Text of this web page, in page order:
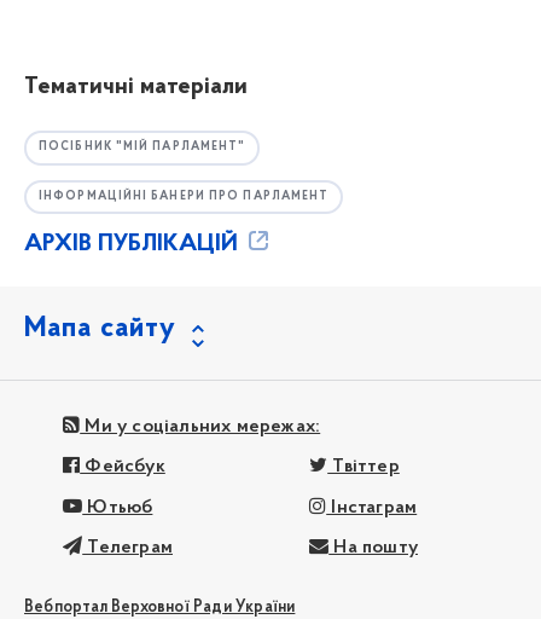
Тематичні матеріали
ПОСІБНИК "МІЙ ПАРЛАМЕНТ"
ІНФОРМАЦІЙНІ БАНЕРИ ПРО ПАРЛАМЕНТ
АРХІВ ПУБЛІКАЦІЙ
Мапа сайту
Ми у соціальних мережах:
Фейсбук Твіттер
Ютьюб Інстаграм
Телеграм На пошту
Вебпортал Верховної Ради України